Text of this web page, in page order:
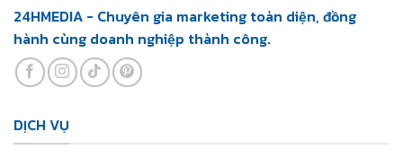
24HMEDIA - Chuyên gia marketing toàn diện, đồng
hành cùng doanh nghiệp thành công.
DỊCH VỤ